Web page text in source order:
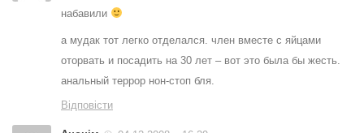
набавили
а мудак тот легко отделался. член вместе с яйцами
оторвать и посадить на 30 лет – вот это была бы жесть.
анальный террор нон-стоп бля.
Відповісти